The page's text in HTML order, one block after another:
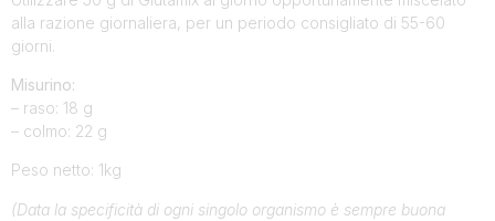
alla razione giornaliera, per un periodo consigliato di 55-60
giorni.
Misurino:
– raso: 18 g
– colmo: 22 g
Peso netto: 1kg
(Data la specificità di ogni singolo organismo è sempre buona